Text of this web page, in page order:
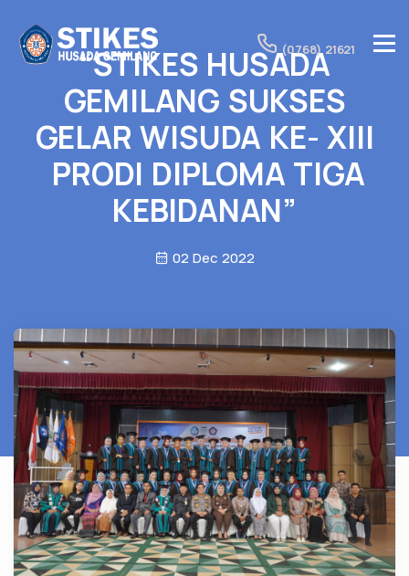
(0768) 21621
“STIKES HUSADA
GEMILANG SUKSES
GELAR WISUDA KE- XIII
PRODI DIPLOMA TIGA
KEBIDANAN”
02 Dec 2022